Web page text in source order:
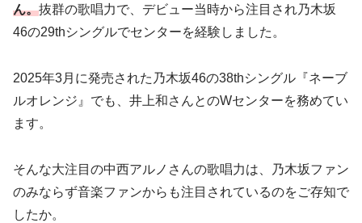
ん。抜群の歌唱力で、デビュー当時から注目され乃木坂
46の29thシングルでセンターを経験しました。
2025年3月に発売された乃木坂46の38thシングル『ネーブ
ルオレンジ』でも、井上和さんとのWセンターを務めてい
ます。
そんな大注目の中西アルノさんの歌唱力は、乃木坂ファン
のみならず音楽ファンからも注目されているのをご存知で
したか。